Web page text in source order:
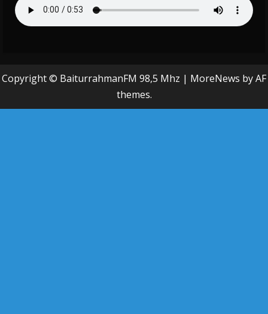
Copyright © BaiturrahmanFM 98,5 Mhz | MoreNews by AF
themes.